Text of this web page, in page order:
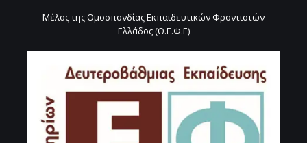
Μέλος της Ομοσπονδίας Εκπαιδευτικών Φροντιστών
Ελλάδος (Ο.Ε.Φ.Ε)